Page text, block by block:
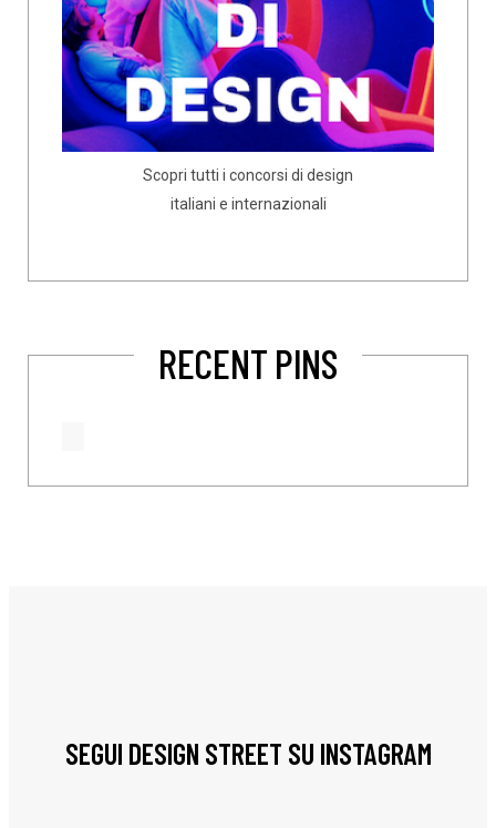
Scopri tutti i concorsi di design
italiani e internazionali
RECENT PINS
SEGUI DESIGN STREET SU INSTAGRAM